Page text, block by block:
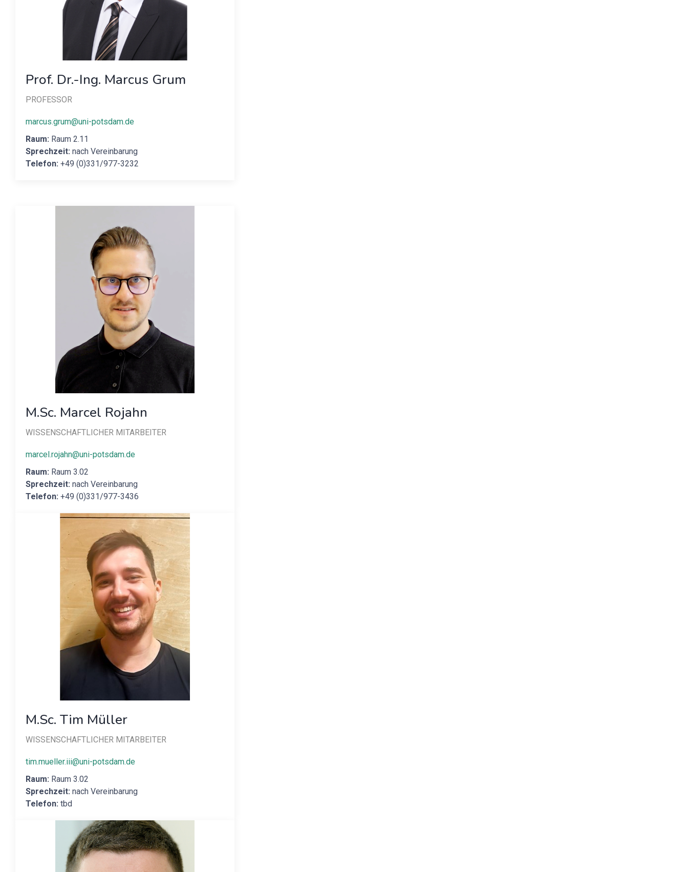
Prof. Dr.-Ing. Marcus Grum
PROFESSOR
marcus.grum@uni-potsdam.de
Raum: Raum 2.11
Sprechzeit: nach Vereinbarung
Telefon: +49 (0)331/977-3232
M.Sc. Marcel Rojahn
WISSENSCHAFTLICHER MITARBEITER
marcel.rojahn@uni-potsdam.de
Raum: Raum 3.02
Sprechzeit: nach Vereinbarung
Telefon: +49 (0)331/977-3436
M.Sc. Tim Müller
WISSENSCHAFTLICHER MITARBEITER
tim.mueller.iii@uni-potsdam.de
Raum: Raum 3.02
Sprechzeit: nach Vereinbarung
Telefon: tbd